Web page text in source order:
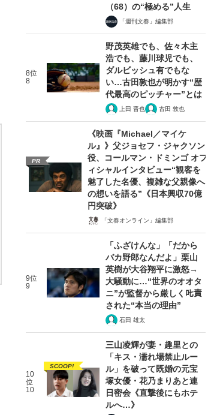
（68）の“極める”人生
「週刊文春」編集部
8位
8
野茂英雄でも、佐々木主
浩でも、藤川球児でも、
ダルビッシュ有でもな
い…古田敦也が明かす“歴
代最高のピッチャー”とは
上田 晋也 古田 敦也
PR
《映画『Michael／マイケ
ル』》父ジョセフ・ジャクソン
役、コールマン・ドミンゴ オフ
ィシャルインタビュー“観客を
魅了した名優、複雑な父親像へ
の想いを語る”《日本興収70億
円突破》
「文春オンライン」編集部
9位
9
「ふざけんな」「だから
バカ野郎なんだよ」栗山
英樹が大谷翔平に激怒→
大騒動に…“世界のオオタ
ニ”が監督から厳しく𠮟責
された“本当の理由”
石田 雄太
10
位
10
SCOOP!
三山凌輝が妻・趣里との
「キス・濡れ場禁止ルー
ル」を破って既婚の元宝
塚女優・花乃まりあと連
日密会《直撃後にもホテ
ルへ…》